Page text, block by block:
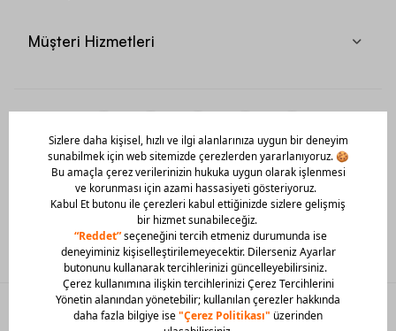
Müşteri Hizmetleri
Mobil Uygulamamızı Hemen İndir!